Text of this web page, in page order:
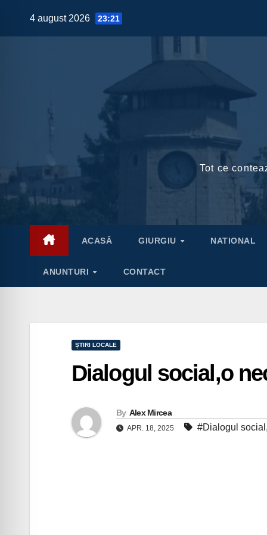
4 august 2026 23:21
Tot ce
ACASĂ GIURGIU NATIONAL
ANUNTURI CONTACT
ȘTIRI LOCALE
Dialogul social,o
By Alex Mircea
APR. 18, 2025 #Dialogul social ,